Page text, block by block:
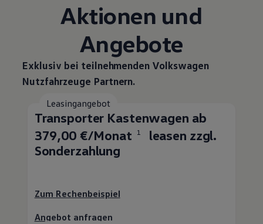
Aktionen und
Angebote
Exklusiv bei teilnehmenden Volkswagen
Nutzfahrzeuge Partnern.
Leasingangebot
Transporter Kastenwagen ab
379,00 €/Monat
1
leasen zzgl.
Sonderzahlung
Zum Rechenbeispiel
Angebot anfragen